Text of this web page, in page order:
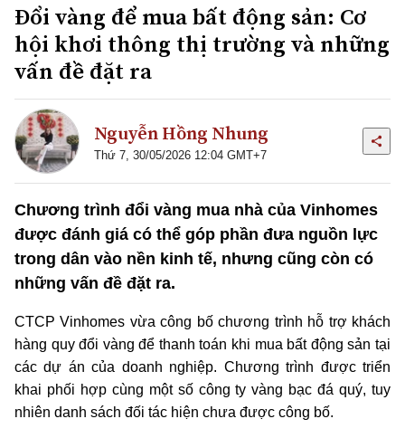
Đổi vàng để mua bất động sản: Cơ
hội khơi thông thị trường và những
vấn đề đặt ra
Nguyễn Hồng Nhung
Thứ 7, 30/05/2026 12:04 GMT+7
Chương trình đổi vàng mua nhà của Vinhomes
được đánh giá có thể góp phần đưa nguồn lực
trong dân vào nền kinh tế, nhưng cũng còn có
những vấn đề đặt ra.
CTCP Vinhomes vừa công bố chương trình hỗ trợ khách
hàng quy đổi vàng để thanh toán khi mua bất động sản tại
các dự án của doanh nghiệp. Chương trình được triển
khai phối hợp cùng một số công ty vàng bạc đá quý, tuy
nhiên danh sách đối tác hiện chưa được công bố.